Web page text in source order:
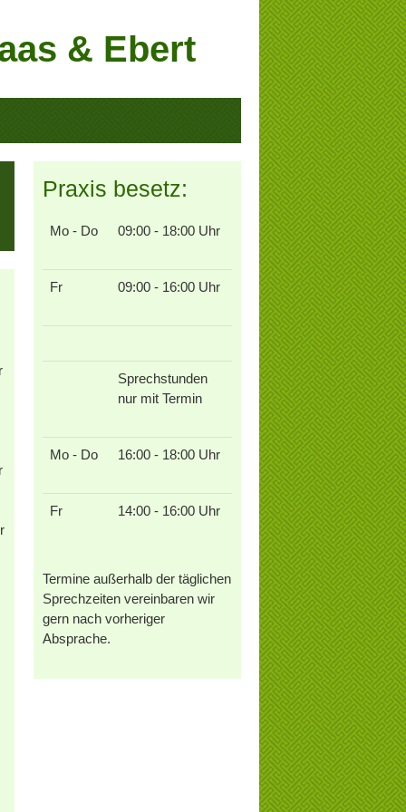
& Ebert
Praxis besetz:
Mo - Do 09:00 - 18:00 Uhr
Fr 09:00 - 16:00 Uhr
Sprechstunden
nur mit Termin
Mo - Do 16:00 - 18:00 Uhr
Fr 14:00 - 16:00 Uhr
Termine außerhalb der täglichen
Sprechzeiten vereinbaren wir
gern nach vorheriger
Absprache.